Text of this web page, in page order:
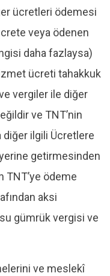
ücretleri ödemesi
veya ödenen
daha fazlaysa)
ücreti tahakkuk
vergiler ile diğer
ve TNT’nin
ilgili Ücretlere
getirmesinden
TNT’ye ödeme
aksi
gümrük vergisi ve
ve meslekî